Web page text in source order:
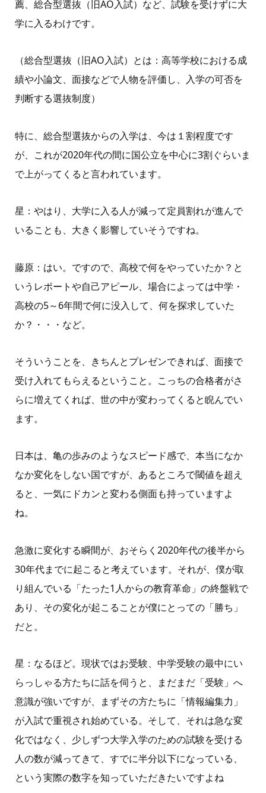
薦、 総合型選抜 （旧AO入試）など、試験を受けずに大
学に入るわけです。
（総合型選抜（旧AO入試）とは：高等学校における成
績や小論文、面接などで人物を評価し、入学の可否を
判断する選抜制度）
特に、総合型選抜からの入学は、今は１割程度です
が、これが2020年代の間に国公立を中心に3割ぐらいま
で上がってくると言われています。
星：やはり、大学に入る人が減って定員割れが進んで
いることも、大きく影響していそうですね。
藤原：はい。ですので、高校で何をやっていたか？と
いうレポートや自己アピール、場合によっては中学・
高校の5～6年間で何に没入して、何を探求していた
か？・・・など。
そういうことを、きちんとプレゼンできれば、面接で
受け入れてもらえるということ。こっちの合格者がさ
らに増えてく れば、世の中が変わってくると睨んでい
ます。
日本は、亀の歩みのようなスピード感で、本当になか
なか変化をしない国ですが、あるところで閾値を超え
ると、一気にドカンと変わる側面も持っていますよ
ね。
急激に変化する瞬間が、おそらく 2020年代の後半から
30年代までに起こると考えています。それが、僕が取
り組んでいる「たった1 人からの教育革命」の終盤戦で
あり、その変化が起こることが僕にとっての「勝ち」
だと。
星：なるほど。現状ではお受験、中学受験の最中にい
らっしゃる方たちに話を伺うと、まだまだ「受験」へ
意識が強いですが、まずその方たちに「情報編集力」
が入試で重視され始めている。そして、それは急な変
化ではなく、少しずつ大学入学のための試験を受ける
人の数が減ってきて、すでに半分以下になっている、
という実際の数字を知っていただきたいですよね